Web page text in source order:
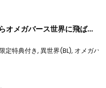
オメガバース世界に飛ばさ
定特典付き, 異世界(BL), オメガバ